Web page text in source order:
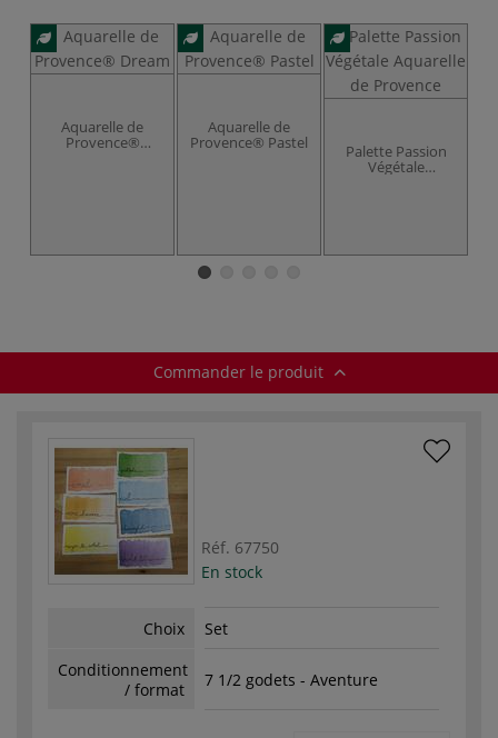
Aquarelle de
Provence®
Aquarelle de
Provence® Pastel Palette Passion
Végétale
Commander le produit
Réf. 67750
En stock
Choix
Set
Conditionnement
/ format
7 1/2 godets - Aventure